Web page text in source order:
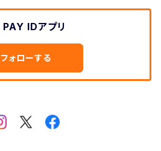
PAY IDアプリ
フォローする